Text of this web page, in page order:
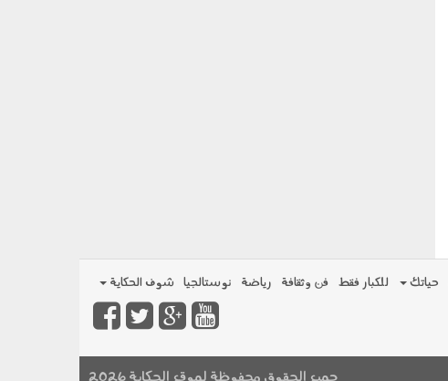
حياتك للكبار فقط فن وثقافة رياضة نوستالجيا شوف الحكاية